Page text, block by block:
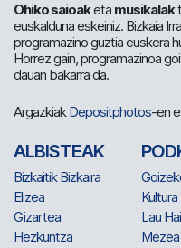
Ohiko saioaketa musikalak
euskalduna eskeiniz. Bizkaia
programazino guztia euskera
Horrez gain, programazinoa
dauan bakarra da.
ArgazkiakDepositphotos-en
ALBISTEAK
Bizkaitik Bizkaira
Elizea
Gizartea
Hezkuntza
Kultura
Lau
Mezea